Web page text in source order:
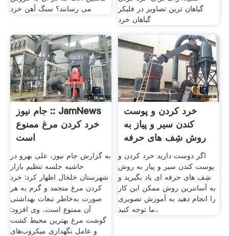
می رسانند؟ سنگ آهن خرد
گیاهان ترین تصاویر در فلیکر
گیاهان خرد
جام نیوز :: JamNews
خرد کردن مرغ ممنوع
است
به گزارش جام نیوز، علی بهرو در
حاشیه جلسه تنظیم بازار
شهرستان خلخال اظهار کرد: خرد
کردن مرغ منجمد و گرم به هر
صورت به‌خاطر تبعات بهداشتی
آن ممنوع است.. وی افزود:
گوشت مرغ بهترین محیط کشت
و عامل نگهداری میکروب‌های
خرد کردن و پوست
کندن سیر و پیاز به
روش شِف های حرفه
اگر دوست دارید خرد کردن و
پوست کندن سیر و پیاز به روش
شِف های حرفه ای یاد بگیرید و
به آسانترین روش ممکن این کار
را انجام دهید به آموزش تصویری
ما توجه کنید..